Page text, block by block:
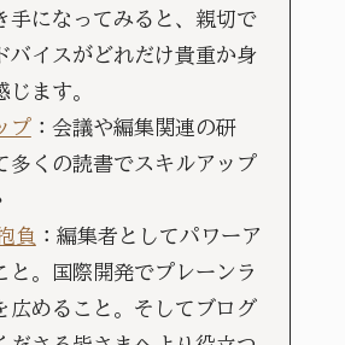
手になってみると、親切で
バイスがどれだけ貴重か身
じます。
プ ：会議や編集関連の研
多くの読書でスキルアップ
負 ：編集者としてパワーア
と。国際開発でプレーンラ
広めること。そしてブログ